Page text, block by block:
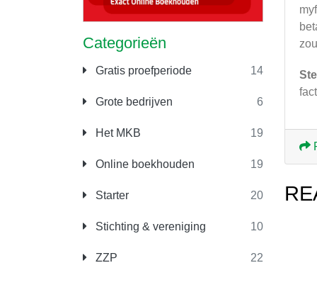
Categorieën
Gratis proefperiode 14
Grote bedrijven 6
Het MKB 19
Online boekhouden 19
Starter 20
Stichting & vereniging 10
ZZP 22